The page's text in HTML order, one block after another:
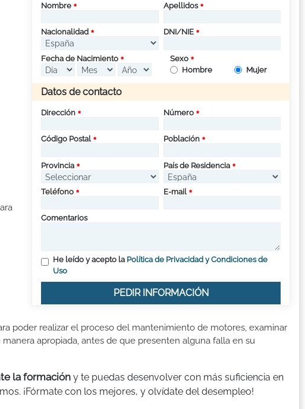
Nombre Apellidos
Nacionalidad DNI/NIE
Fecha de Nacimiento
Sexo
Hombre
Mujer
Datos de contacto
Dirección Número
Código Postal Población
Provincia País de Residencia
Teléfono E-mail
Comentarios
He leído y acepto la Política de Privacidad y Condiciones de
Uso
PEDIR INFORMACIÓN
poder realizar el proceso del mantenimiento de motores, examinar
apropiada, antes de que presenten alguna falla en su
la formación y te puedas desenvolver con más suficiencia en
¡Fórmate con los mejores, y olvídate del desempleo!